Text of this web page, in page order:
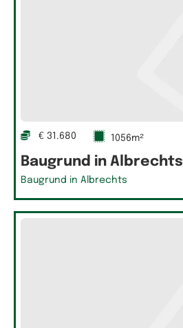
€ 31.680 1056m²
Baugrund in Albrechts
Baugrund in Albrechts